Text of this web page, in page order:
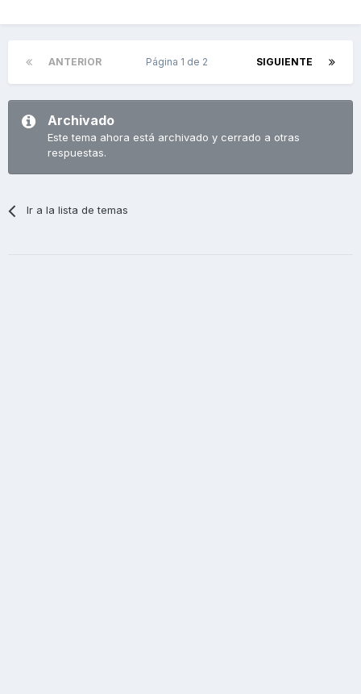
ANTERIOR SIGUIENTE
Página 1 de 2
Archivado
Este tema ahora está archivado y cerrado a otras
respuestas.
Ir a la lista de temas